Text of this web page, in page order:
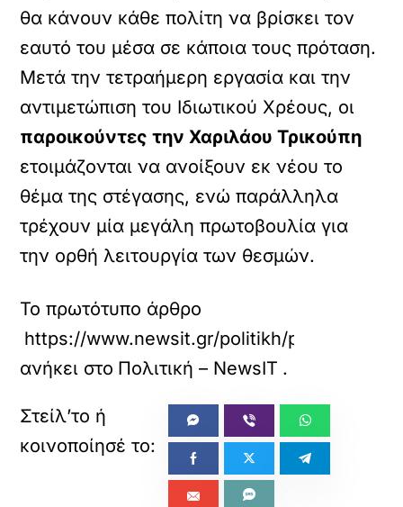
θα κάνουν κάθε πολίτη να βρίσκει τον
εαυτό του μέσα σε κάποια τους πρόταση.
Μετά την τετραήμερη εργασία και την
αντιμετώπιση του Ιδιωτικού Χρέους, οι
παροικούντες την Χαριλάου Τρικούπη
ετοιμάζονται να ανοίξουν εκ νέου το
θέμα της στέγασης, ενώ παράλληλα
τρέχουν μία μεγάλη πρωτοβουλία για
την ορθή λειτουργία των θεσμών.
Το πρωτότυπο άρθρο
https://www.newsit.gr/politikh/pasok-se-
ανήκει στο Πολιτική – NewsIT .